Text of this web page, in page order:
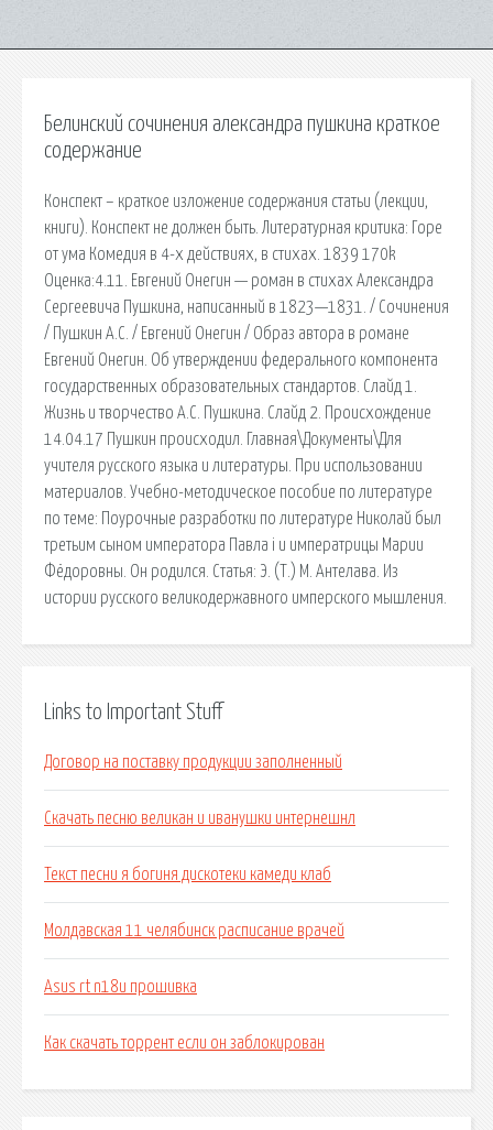
Белинский сочинения александра пушкина краткое
содержание
Конспект – краткое изложение содержания статьи (лекции,
книги). Конспект не должен быть. Литературная критика: Горе
от ума Комедия в 4-х действиях, в стихах. 1839 170k
Оценка:4.11. Евгений Онегин — роман в стихах Александра
Сергеевича Пушкина, написанный в 1823—1831. / Сочинения
/ Пушкин А.С. / Евгений Онегин / Образ автора в романе
Евгений Онегин. Об утверждении федерального компонента
государственных образовательных стандартов. Слайд 1.
Жизнь и творчество А.С. Пушкина. Слайд 2. Происхождение
14.04.17 Пушкин происходил. Главная\Документы\Для
учителя русского языка и литературы. При использовании
материалов. Учебно-методическое пособие по литературе
по теме: Поурочные разработки по литературе Николай был
третьим сыном императора Павла i и императрицы Марии
Фёдоровны. Он родился. Статья: Э. (Т.) М. Антелава. Из
истории русского великодержавного имперского мышления.
Links to Important Stuff
Договор на поставку продукции заполненный
Скачать песню великан и иванушки интернешнл
Текст песни я богиня дискотеки камеди клаб
Молдавская 11 челябинск расписание врачей
Asus rt n18u прошивка
Как скачать торрент если он заблокирован